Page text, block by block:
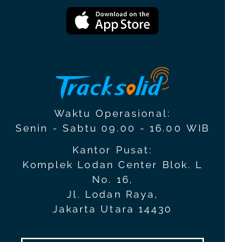
Waktu Operasional:
Senin - Sabtu09.00 - 16.00 WIB
Kantor Pusat:
Komplek Lodan Center Blok. L
No. 16,
Jl. Lodan Raya,
Jakarta Utara 14430